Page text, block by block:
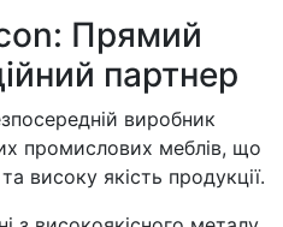
Прямий
партнер
виробник
промислових меблів, що
та високу якість продукції.